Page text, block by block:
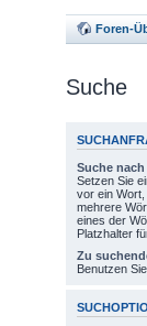
Foren-
Suche
Suche
Setzen Sie
vor ein
mehrere
eines der
Platzhalter
Zu
Benutzen